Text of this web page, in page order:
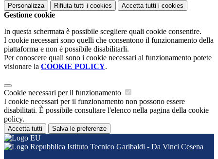
Personalizza Rifiuta tutti i cookies Accetta tutti i cookies
Gestione cookie
In questa schermata è possibile scegliere quali cookie consentire.
I cookie necessari sono quelli che consentono il funzionamento della
piattaforma e non è possibile disabilitarli.
Per conoscere quali sono i cookie necessari al funzionamento potete
visionare la COOKIE POLICY.
Cookie necessari per il funzionamento
I cookie necessari per il funzionamento non possono essere
disabilitati. È possibile consultare l'elenco nella pagina della cookie
policy.
Accetta tutti Salva le preferenze
Istituto Tecnico Garibaldi - Da Vinci Cesena